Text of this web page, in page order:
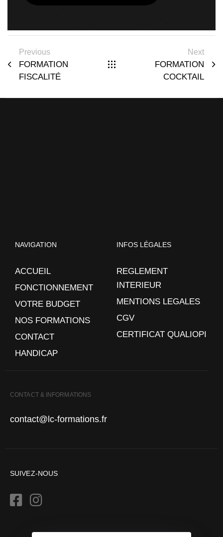
Previous
FORMATION
FISCALITÉ
Next
FORMATION
COCKTAIL
NAVIGATION
ACCUEIL
FONCTIONNEMENT
VOTRE BUDGET
NOS FORMATIONS
CONTACT
HANDICAP
INFOS LÉGALES
REGLEMENT
INTERIEUR
MENTIONS LEGALES
CGV
CERTIFICAT QUALIOPI
CONTACT & INFORMATIONS
contact@lc-formations.fr
SUIVEZ-NOUS